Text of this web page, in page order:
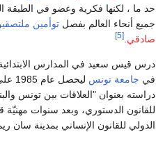
حد ما ، لكنها فكرية وعضو في
جميع أنحاء العالم بفصل توأمين
صادقي.
[5]
درس قيس سعيد في المدارس الابتدائية
في جامعة تونس
الدولي للقانون الإنساني بمدينة سان